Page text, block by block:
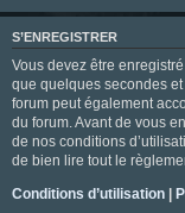
S’ENREGISTRER
Vous devez être
que quelques secondes
forum peut également
du forum. Avant de vous
de nos conditions
de bien lire tout le
Conditions d’utilisation |